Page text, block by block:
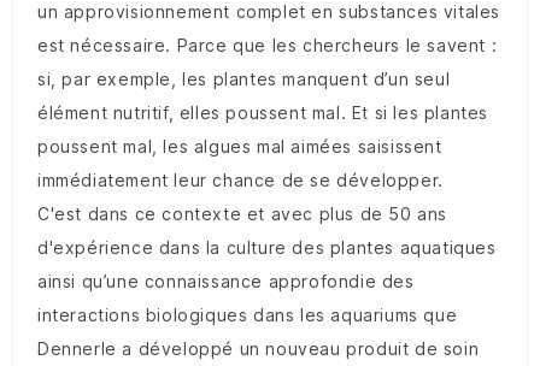
un approvisionnement complet en substances vitales
est nécessaire. Parce que les chercheurs le savent :
si, par exemple, les plantes manquent d’un seul
élément nutritif, elles poussent mal. Et si les plantes
poussent mal, les algues mal aimées saisissent
immédiatement leur chance de se développer.
C'est dans ce contexte et avec plus de 50 ans
d'expérience dans la culture des plantes aquatiques
ainsi qu’une connaissance approfondie des
interactions biologiques dans les aquariums que
Dennerle a développé un nouveau produit de soin